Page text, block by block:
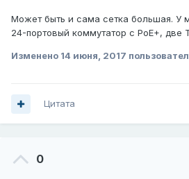
Может быть и сама сетка большая. У
24-портовый коммутатор с PoE+, две
Изменено 14 июня, 2017
Цитата
0